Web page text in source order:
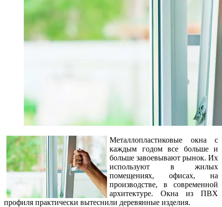
Металлопластиковые окна с
каждым годом все больше и
больше завоевывают рынок. Их
используют в жилых
помещениях, офисах, на
производстве, в современной
архитектуре. Окна из ПВХ
профиля практически вытеснили деревянные изделия.